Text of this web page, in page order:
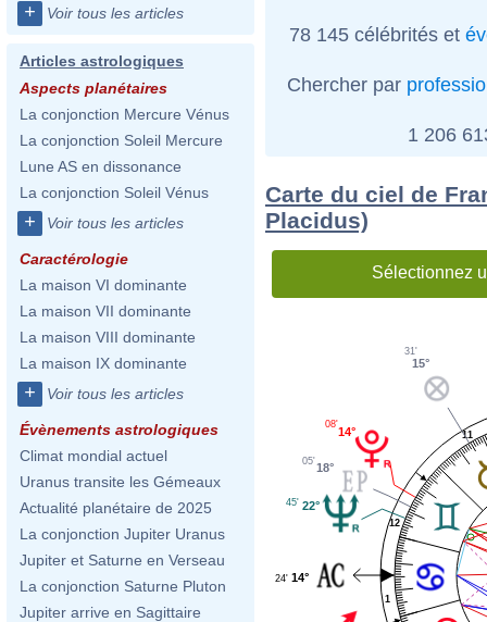
+ Voir tous les articles
Articles astrologiques
Aspects planétaires
La conjonction Mercure Vénus
La conjonction Soleil Mercure
Lune AS en dissonance
La conjonction Soleil Vénus
+ Voir tous les articles
Caractérologie
La maison VI dominante
La maison VII dominante
La maison VIII dominante
La maison IX dominante
+ Voir tous les articles
Évènements astrologiques
Climat mondial actuel
Uranus transite les Gémeaux
Actualité planétaire de 2025
La conjonction Jupiter Uranus
Jupiter et Saturne en Verseau
La conjonction Saturne Pluton
Jupiter arrive en Sagittaire
78 145 célébrités et
Chercher par
1 206
Carte du ciel de
Placidus)
Sélectionnez
1
11
12
15°
31'
14°
08'
18°
05'
22°
45'
14°
24'